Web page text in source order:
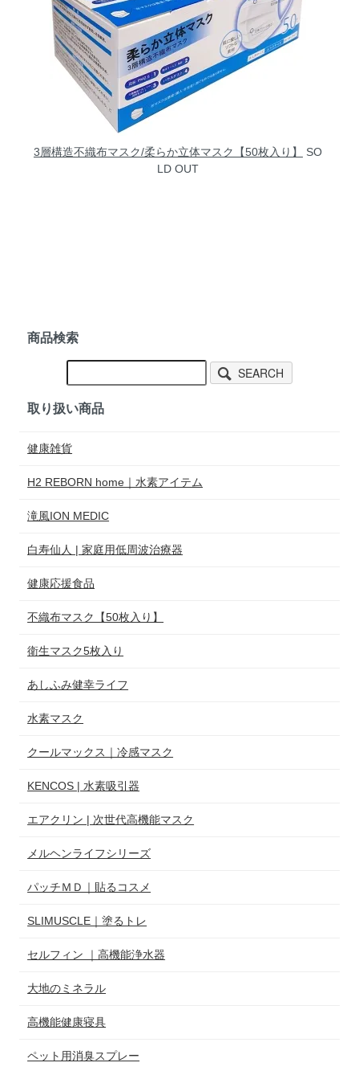
3層構造不織布マスク/柔らか立体マスク【50枚入り】
SO
LD OUT
商品検索
SEARCH
取り扱い商品
健康雑貨
H2 REBORN home｜水素アイテム
滝風ION MEDIC
白寿仙人 | 家庭用低周波治療器
健康応援食品
不織布マスク【50枚入り】
衛生マスク5枚入り
あしふみ健幸ライフ
水素マスク
クールマックス｜冷感マスク
KENCOS | 水素吸引器
エアクリン | 次世代高機能マスク
メルヘンライフシリーズ
パッチＭＤ｜貼るコスメ
SLIMUSCLE｜塗るトレ
セルフィン ｜高機能浄水器
大地のミネラル
高機能健康寝具
ペット用消臭スプレー